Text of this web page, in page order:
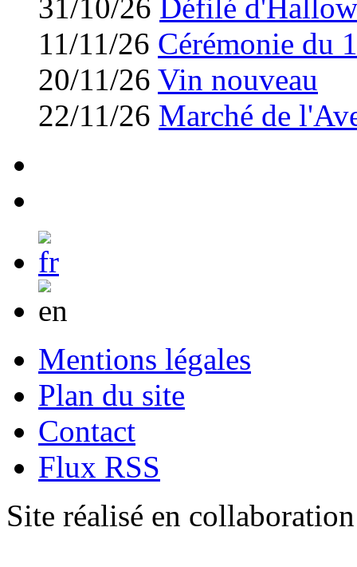
31/10/26 Défilé
11/11/26 Cérémonie du
20/11/26 Vin nouveau
22/11/26 Marché de
Mentions légales
Plan du site
Contact
Flux RSS
Site réalisé en